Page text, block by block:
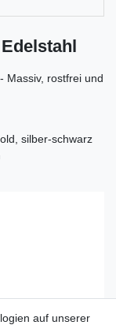
Massiv, rostfrei und
silber-schwarz
auf unserer